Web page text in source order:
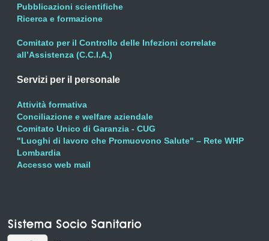
Pubblicazioni scientifiche
Ricerca e formazione
Comitato per il Controllo delle Infezioni correlate
all’Assistenza (C.C.I.A.)
Servizi per il personale
Attività formativa
Conciliazione e welfare aziendale
Comitato Unico di Garanzia - CUG
"Luoghi di lavoro che Promuovono Salute" – Rete WHP
Lombardia
Accesso web mail